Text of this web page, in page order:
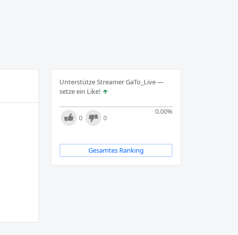
Unterstütze Streamer GaTo_Live —
setze ein Like!
0.00%
0 0
Gesamtes Ranking